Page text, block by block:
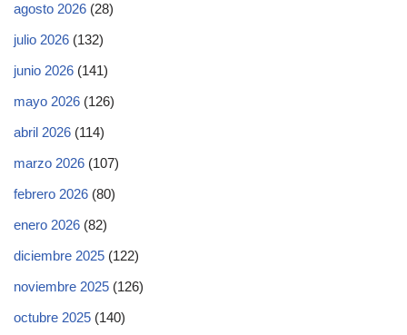
agosto 2026 (28)
julio 2026 (132)
junio 2026 (141)
mayo 2026 (126)
abril 2026 (114)
marzo 2026 (107)
febrero 2026 (80)
enero 2026 (82)
diciembre 2025 (122)
noviembre 2025 (126)
octubre 2025 (140)